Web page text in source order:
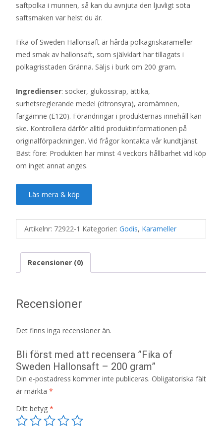
saftpolka i munnen, så kan du avnjuta den ljuvligt söta
saftsmaken var helst du är.
Fika of Sweden Hallonsaft är hårda polkagriskarameller
med smak av hallonsaft, som självklart har tillagats i
polkagrisstaden Gränna. Säljs i burk om 200 gram.
Ingredienser: socker, glukossirap, ättika,
surhetsreglerande medel (citronsyra), aromämnen,
färgämne (E120). Förändringar i produkternas innehåll kan
ske. Kontrollera därför alltid produktinformationen på
originalförpackningen. Vid frågor kontakta vår kundtjänst.
Bäst före: Produkten har minst 4 veckors hållbarhet vid köp
om inget annat anges.
Läs mera & köp
Artikelnr: 72922-1 Kategorier: Godis, Karameller
Recensioner (0)
Recensioner
Det finns inga recensioner än.
Bli först med att recensera ”Fika of
Sweden Hallonsaft – 200 gram”
Din e-postadress kommer inte publiceras. Obligatoriska fält
är märkta *
Ditt betyg *